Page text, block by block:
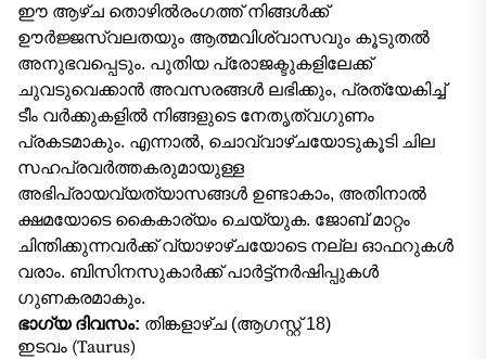
ഈ ആഴ്ച തൊഴിൽരംഗത്ത് നിങ്ങൾക്ക്
ഊർജ്ജസ്വലതയും ആത്മവിശ്വാസവും കൂടുതൽ
അനുഭവപ്പെടും. പുതിയ പ്രോജക്ടുകളിലേക്ക്
ചുവടുവെക്കാൻ അവസരങ്ങൾ ലഭിക്കും, പ്രത്യേകിച്ച്
ടീം വർക്കുകളിൽ നിങ്ങളുടെ നേതൃത്വഗുണം
പ്രകടമാകും. എന്നാൽ, ചൊവ്വാഴ്ചയോടുകൂടി ചില
സഹപ്രവർത്തകരുമായുള്ള
അഭിപ്രായവ്യത്യാസങ്ങൾ ഉണ്ടാകാം, അതിനാൽ
ക്ഷമയോടെ കൈകാര്യം ചെയ്യുക. ജോബ് മാറ്റം
ചിന്തിക്കുന്നവർക്ക് വ്യാഴാഴ്ചയോടെ നല്ല ഓഫറുകൾ
വരാം. ബിസിനസുകാർക്ക് പാർട്ട്നർഷിപ്പുകൾ
ഗുണകരമാകും.
ഭാഗ്യ ദിവസം: തിങ്കളാഴ്ച (ആഗസ്റ്റ് 18)
ഇടവം (Taurus)